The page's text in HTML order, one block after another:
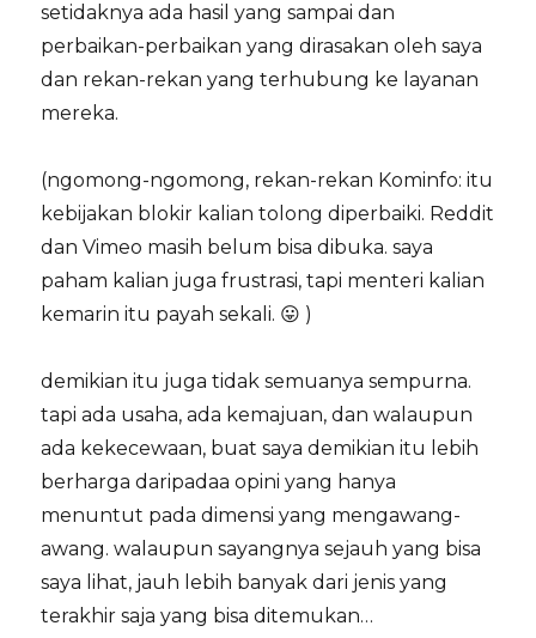
setidaknya ada hasil yang sampai dan
perbaikan-perbaikan yang dirasakan oleh saya
dan rekan-rekan yang terhubung ke layanan
mereka.
(ngomong-ngomong, rekan-rekan Kominfo: itu
kebijakan blokir kalian tolong diperbaiki. Reddit
dan Vimeo masih belum bisa dibuka. saya
paham kalian juga frustrasi, tapi menteri kalian
kemarin itu payah sekali. 😛 )
demikian itu juga tidak semuanya sempurna.
tapi ada usaha, ada kemajuan, dan walaupun
ada kekecewaan, buat saya demikian itu lebih
berharga daripadaa opini yang hanya
menuntut pada dimensi yang mengawang-
awang. walaupun sayangnya sejauh yang bisa
saya lihat, jauh lebih banyak dari jenis yang
terakhir saja yang bisa ditemukan…